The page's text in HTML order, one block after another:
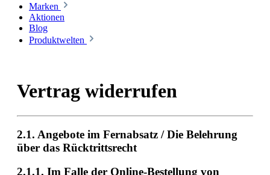
Marken
Aktionen
Blog
Produktwelten
Vertrag widerrufen
2.1. Angebote im Fernabsatz / Die Belehrung
über das Rücktrittsrecht
2.1.1. Im Falle der Online-Bestellung von